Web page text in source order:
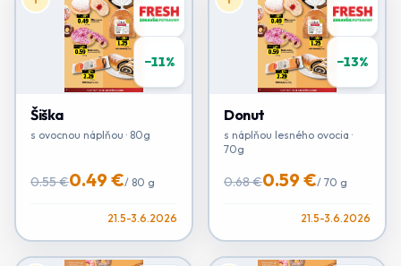
−11%
Šiška
s ovocnou náplňou · 80g
0.55 €0.49 €/ 80 g
21.5-3.6.2026
−13%
Donut
s náplňou lesného ovocia ·
70g
0.68 €0.59 €/ 70 g
21.5-3.6.2026